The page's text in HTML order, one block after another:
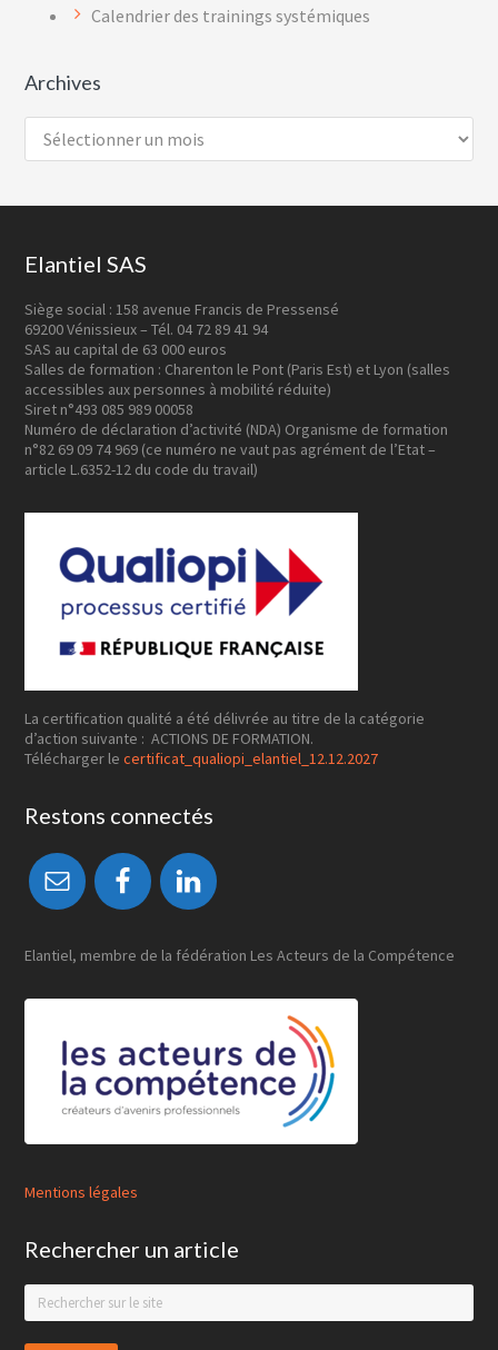
Calendrier des trainings systémiques
Archives
Archives
Footer
Elantiel SAS
Siège social : 158 avenue Francis de Pressensé
69200 Vénissieux – Tél. 04 72 89 41 94
SAS au capital de 63 000 euros
Salles de formation : Charenton le Pont (Paris Est) et Lyon (salles
accessibles aux personnes à mobilité réduite)
Siret n°493 085 989 00058
Numéro de déclaration d’activité (NDA) Organisme de formation
n°82 69 09 74 969 (ce numéro ne vaut pas agrément de l’Etat –
article L.6352-12 du code du travail)
La certification qualité a été délivrée au titre de la catégorie
d’action suivante : ACTIONS DE FORMATION.
Télécharger lecertificat_qualiopi_elantiel_12.12.2027
Restons connectés
Elantiel, membre de la fédération Les Acteurs de la Compétence
Mentions légales
Rechercher un article
Search
this